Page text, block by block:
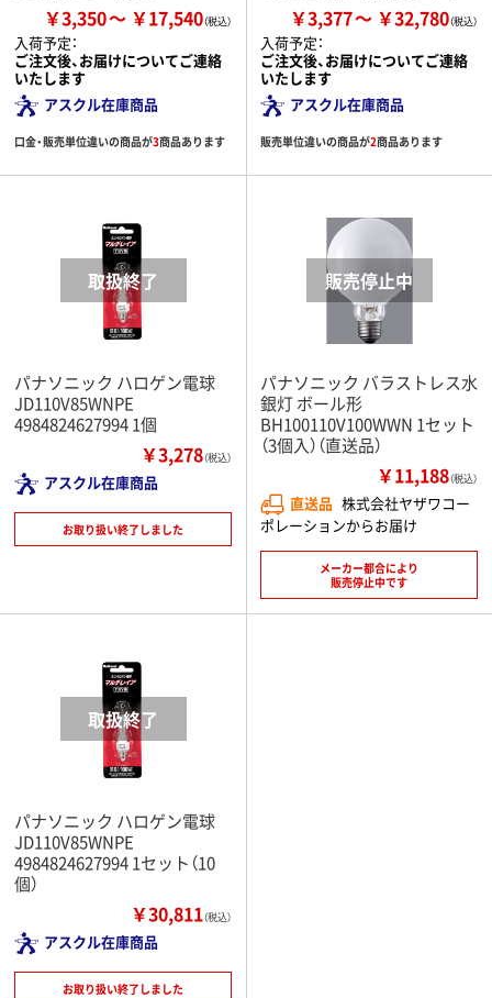
￥3,350 ￥17,540
入荷予定：
ご注文後、お届けについてご連絡
いたします
アスクル在庫商品
口金・販売単位違いの商品が3商品あります
￥3,377 ￥32,780
入荷予定：
ご注文後、お届けについてご連絡
いたします
アスクル在庫商品
販売単位違いの商品が2商品あります
パナソニック ハロゲン電球
JD110V85WNPE
4984824627994 1個
￥3,278（税込）
アスクル在庫商品
お取り扱い終了しました
パナソニック バラストレス水
銀灯 ボール形
BH100110V100WWN 1セット
（3個入）（直送品）
￥11,188（税込）
直送品 株式会社ヤザワコー
ポレーションからお届け
メーカー都合により
販売停止中です
パナソニック ハロゲン電球
JD110V85WNPE
4984824627994 1セット（10
個）
￥30,811（税込）
アスクル在庫商品
お取り扱い終了しました